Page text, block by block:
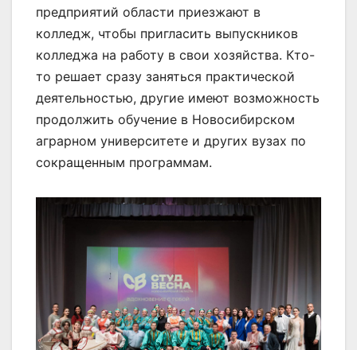
предприятий области приезжают в
колледж, чтобы пригласить выпускников
колледжа на работу в свои хозяйства. Кто-
то решает сразу заняться практической
деятельностью, другие имеют возможность
продолжить обучение в Новосибирском
аграрном университете и других вузах по
сокращенным программам.